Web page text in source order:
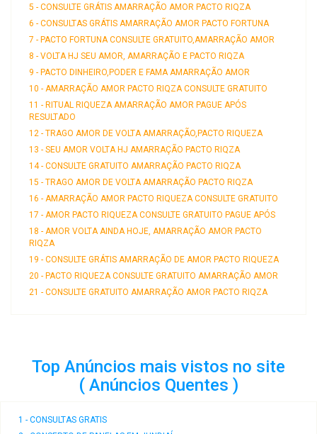
5 - CONSULTE GRÁTIS AMARRAÇÃO AMOR PACTO RIQZA
6 - CONSULTAS GRÁTIS AMARRAÇÃO AMOR PACTO FORTUNA
7 - PACTO FORTUNA CONSULTE GRATUITO,AMARRAÇÃO AMOR
8 - VOLTA HJ SEU AMOR, AMARRAÇÃO E PACTO RIQZA
9 - PACTO DINHEIRO,PODER E FAMA AMARRAÇÃO AMOR
10 - AMARRAÇÃO AMOR PACTO RIQZA CONSULTE GRATUITO
11 - RITUAL RIQUEZA AMARRAÇÃO AMOR PAGUE APÓS
RESULTADO
12 - TRAGO AMOR DE VOLTA AMARRAÇÃO,PACTO RIQUEZA
13 - SEU AMOR VOLTA HJ AMARRAÇÃO PACTO RIQZA
14 - CONSULTE GRATUITO AMARRAÇÃO PACTO RIQZA
15 - TRAGO AMOR DE VOLTA AMARRAÇÃO PACTO RIQZA
16 - AMARRAÇÃO AMOR PACTO RIQUEZA CONSULTE GRATUITO
17 - AMOR PACTO RIQUEZA CONSULTE GRATUITO PAGUE APÓS
18 - AMOR VOLTA AINDA HOJE, AMARRAÇÃO AMOR PACTO
RIQZA
19 - CONSULTE GRÁTIS AMARRAÇÃO DE AMOR PACTO RIQUEZA
20 - PACTO RIQUEZA CONSULTE GRATUITO AMARRAÇÃO AMOR
21 - CONSULTE GRATUITO AMARRAÇÃO AMOR PACTO RIQZA
Top Anúncios mais vistos no site
( Anúncios Quentes )
1 - CONSULTAS GRATIS